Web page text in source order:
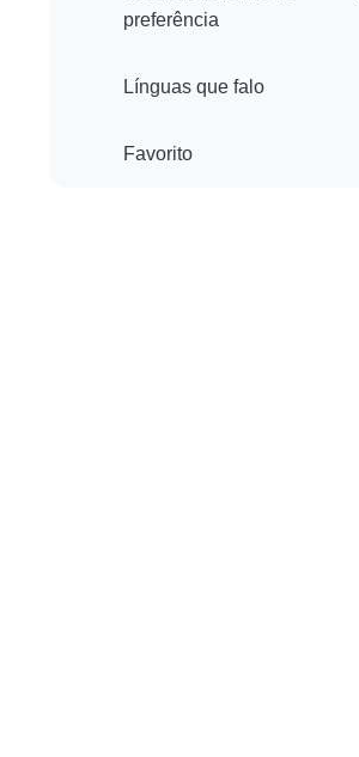
preferência
Línguas que falo
Favorito